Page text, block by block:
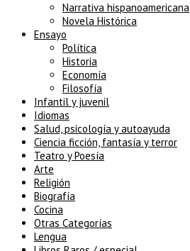
Narrativa hispanoamericana
Novela Histórica
Ensayo
Política
Historia
Economía
Filosofía
Infantil y juvenil
Idiomas
Salud, psicología y autoayuda
Ciencia ficción, fantasía y terror
Teatro y Poesía
Arte
Religión
Biografía
Cocina
Otras Categorías
Lengua